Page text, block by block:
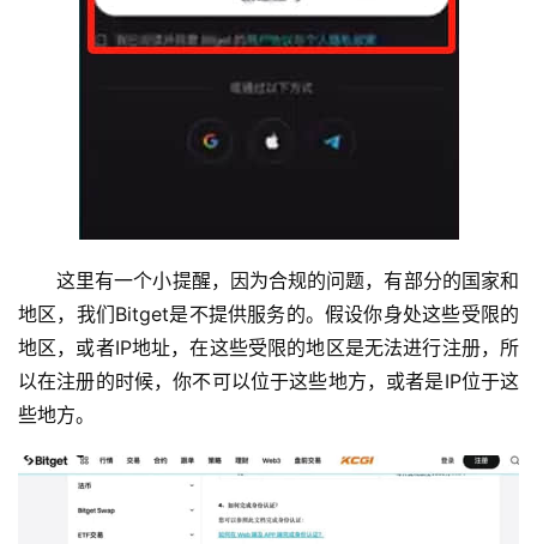
这里有一个小提醒，因为合规的问题，有部分的国家和
地区，我们Bitget是不提供服务的。假设你身处这些受限的
地区，或者IP地址，在这些受限的地区是无法进行注册，所
以在注册的时候，你不可以位于这些地方，或者是IP位于这
些地方。